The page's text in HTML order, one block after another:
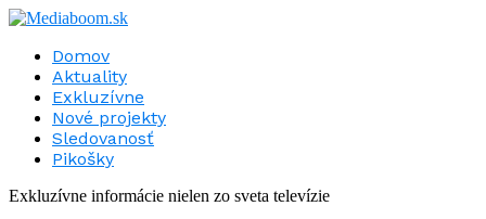
Domov
Aktuality
Exkluzívne
Nové projekty
Sledovanosť
Pikošky
Exkluzívne informácie nielen zo sveta televízie